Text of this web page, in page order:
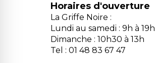
Horaires d'ouverture
La Griffe Noire :
Lundi au samedi : 9h à 19h
Dimanche : 10h30 à 13h
Tel : 01 48 83 67 47